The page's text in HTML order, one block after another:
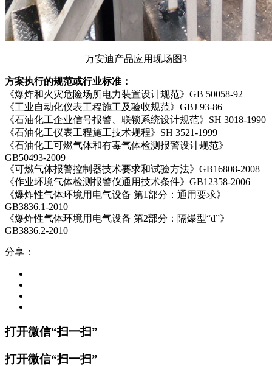
万安迪产品应用现场图3
方案执行的规范或行业标准：
《爆炸和火灾危险场所电力装置设计规范》GB 50058-92
《工业自动化仪表工程施工及验收规范》GBJ 93-86
《石油化工企业信号报警、联锁系统设计规范》SH 3018-1990
《石油化工仪表工程施工技术规程》SH 3521-1999
《石油化工可燃气体和有毒气体检测报警设计规范》
GB50493-2009
《可燃气体报警控制器技术要求和试验方法》GB16808-2008
《作业环境气体检测报警仪通用技术条件》GB12358-2006
《爆炸性气体环境用电气设备 第1部分：通用要求》
GB3836.1-2010
《爆炸性气体环境用电气设备 第2部分：隔爆型“d”》
GB3836.2-2010
分享：
打开微信“扫一扫”
打开微信“扫一扫”